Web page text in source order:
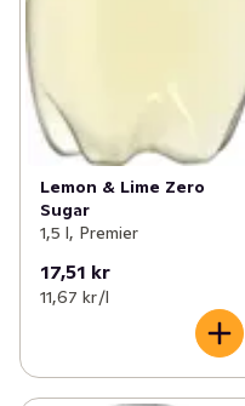
Lemon & Lime Zero
Sugar
1,5 l, Premier
17,51 kr
11,67 kr /l